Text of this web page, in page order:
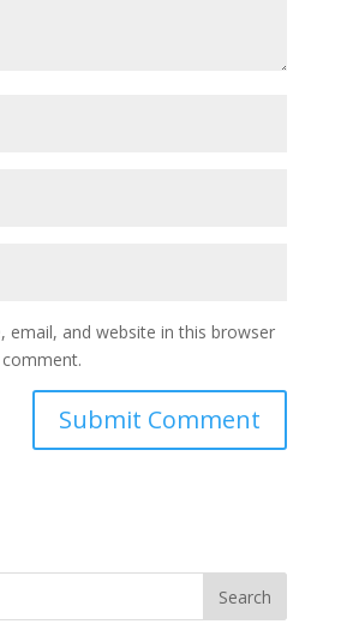
email, and website in this browser